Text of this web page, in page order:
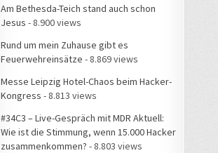
Am Bethesda-Teich stand auch schon
Jesus - 8.900 views
Rund um mein Zuhause gibt es
Feuerwehreinsätze - 8.869 views
Messe Leipzig Hotel-Chaos beim Hacker-
Kongress - 8.813 views
#34C3 – Live-Gespräch mit MDR Aktuell:
Wie ist die Stimmung, wenn 15.000 Hacker
zusammenkommen? - 8.803 views